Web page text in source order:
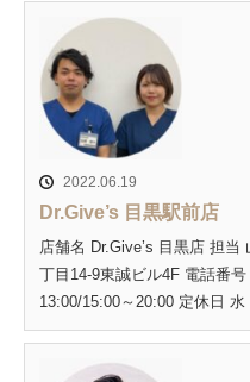
2022.06.19
Dr.Give’s 目黒駅前店
店舗名 Dr.Give’s 目黒店 担
丁目14-9東誠ビル4F 電話番
13:00/15:00～20:00 定休日